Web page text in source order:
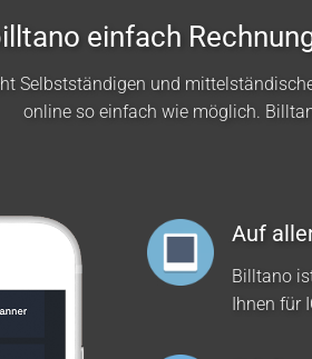
einfach
Selbstständigen und
online so einfach wie möglich.
Auf
Billtano
Ihnen für